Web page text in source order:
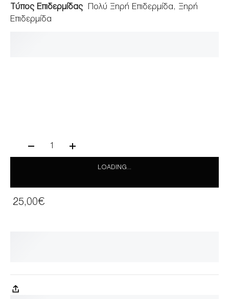
Τύπος Επιδερμίδας
Πολύ Ξηρή Επιδερμίδα, Ξηρή
Επιδερμίδα
1
LOADING...
25,00€